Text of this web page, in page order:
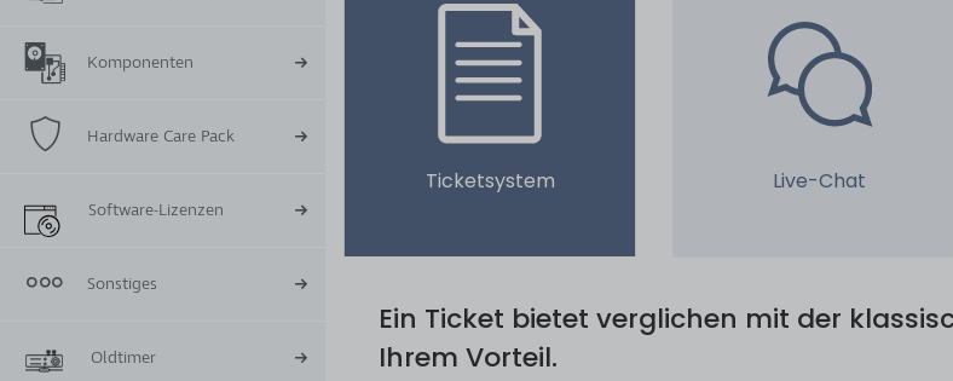
Komponenten
Hardware Care Pack
Software-Lizenzen
Sonstiges
Oldtimer
Ticketsystem Live-Chat
Ein Ticket bietet verglichen mit der
Ihrem Vorteil.